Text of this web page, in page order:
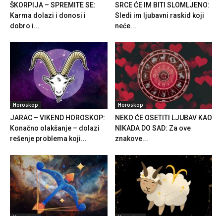
ŠKORPIJA – SPREMITE SE:
Karma dolazi i donosi i
dobro i...
SRCE ĆE IM BITI SLOMLJENO:
Sledi im ljubavni raskid koji
neće...
Horoskop
JARAC – VIKEND HOROSKOP:
Konačno olakšanje – dolazi
rešenje problema koji...
Horoskop
NEKO ĆE OSETITI LJUBAV KAO
NIKADA DO SAD: Za ove
znakove...